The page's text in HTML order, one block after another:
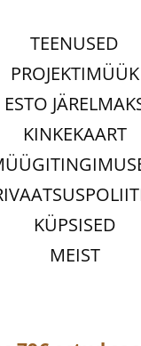
TEENUSED
PROJEKTIMÜÜK
ESTO
KINKEKAART
KÜPSISED
MEIST